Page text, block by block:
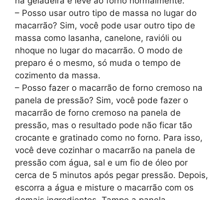
– Posso usar outro tipo de massa no lugar do
macarrão? Sim, você pode usar outro tipo de
massa como lasanha, canelone, ravióli ou
nhoque no lugar do macarrão. O modo de
preparo é o mesmo, só muda o tempo de
cozimento da massa.
– Posso fazer o macarrão de forno cremoso na
panela de pressão? Sim, você pode fazer o
macarrão de forno cremoso na panela de
pressão, mas o resultado pode não ficar tão
crocante e gratinado como no forno. Para isso,
você deve cozinhar o macarrão na panela de
pressão com água, sal e um fio de óleo por
cerca de 5 minutos após pegar pressão. Depois,
escorra a água e misture o macarrão com os